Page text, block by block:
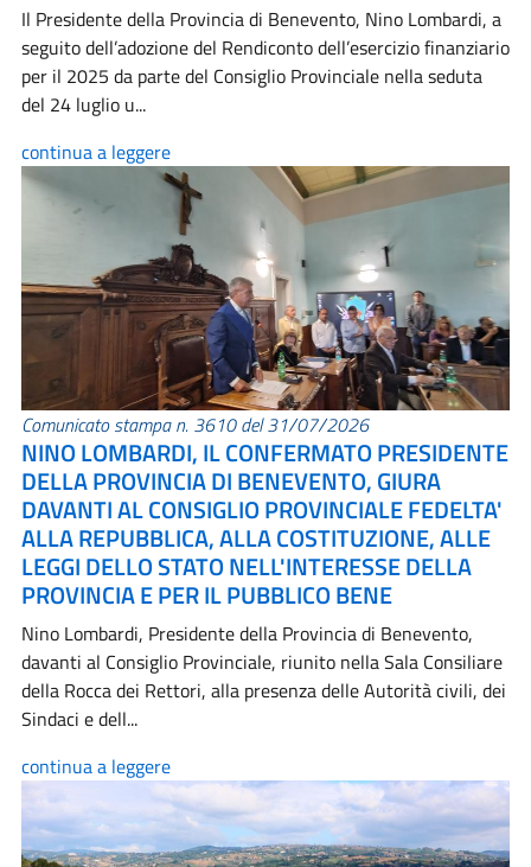
Il Presidente della Provincia di Benevento, Nino Lombardi, a
seguito dell’adozione del Rendiconto dell’esercizio finanziario
per il 2025 da parte del Consiglio Provinciale nella seduta
del 24 luglio u...
continua a leggere
Comunicato stampa n. 3610 del 31/07/2026
NINO LOMBARDI, IL CONFERMATO PRESIDENTE
DELLA PROVINCIA DI BENEVENTO, GIURA
DAVANTI AL CONSIGLIO PROVINCIALE FEDELTA'
ALLA REPUBBLICA, ALLA COSTITUZIONE, ALLE
LEGGI DELLO STATO NELL'INTERESSE DELLA
PROVINCIA E PER IL PUBBLICO BENE
Nino Lombardi, Presidente della Provincia di Benevento,
davanti al Consiglio Provinciale, riunito nella Sala Consiliare
della Rocca dei Rettori, alla presenza delle Autorità civili, dei
Sindaci e dell...
continua a leggere